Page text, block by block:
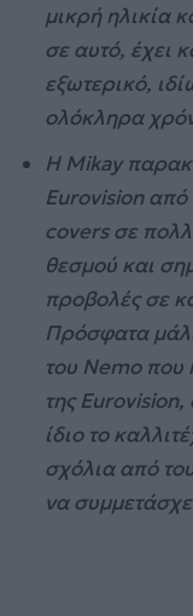
μικρή ηλικία
σε αυτό, έχει
εξωτερικό,
ολόκληρα
Η Mikay
Eurovisionαπό
coversσε
θεσμού και
προβολές σε
Πρόσφατα
του Nemoπου
τηςEurovision,
ίδιο το
σχόλια από
να